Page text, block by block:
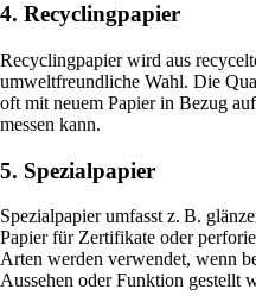
4. Recyclingpapier
Recyclingpapier wird aus
umweltfreundliche Wahl. Die
oft mit neuem Papier in Bezug
messen kann.
5. Spezialpapier
Spezialpapier umfasst z. B.
Papier für Zertifikate oder
Arten werden verwendet, wenn
Aussehen oder Funktion gestellt